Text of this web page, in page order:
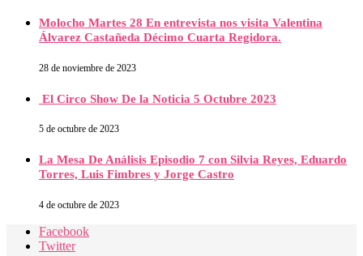
Molocho Martes 28 En entrevista nos visita Valentina
Álvarez Castañeda Décimo Cuarta Regidora.
28 de noviembre de 2023
El Circo Show De la Noticia 5 Octubre 2023
5 de octubre de 2023
La Mesa De Análisis Episodio 7 con Silvia Reyes, Eduardo
Torres, Luis Fimbres y Jorge Castro
4 de octubre de 2023
Facebook
Twitter